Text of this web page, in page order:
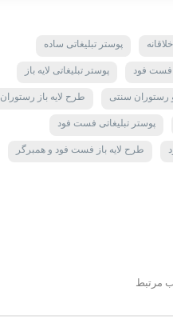
پوستر تبلیغاتی ساده
فست فود پوستر تبلیغاتی لایه باز
رستوران سنتی طرح لایه باز رستوران
پوستر تبلیغاتی فست فود
طرح لایه باز فست فود و همبرگر
مرتبط